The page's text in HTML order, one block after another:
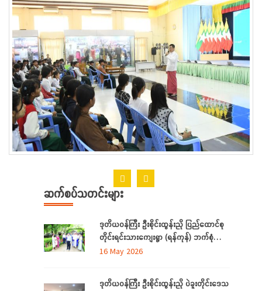
ဆက်စပ်သတင်းများ
ဒုတိယဝန်ကြီး ဦးစိုင်းထွန်းညို ပြည်ထောင်စု
တိုင်းရင်းသားကျေးရွာ (ရန်ကုန်) ဘက်စုံ
အဆင့် မြှင့်တင်ရေး ကြည့်ရှုစစ်ဆေး
16 May 2026
ဒုတိယဝန်ကြီး ဦးစိုင်းထွန်းညို ပဲခူးတိုင်းဒေသ